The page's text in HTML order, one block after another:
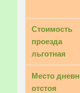
Стоимость
проезда
льготная
Место
отстоя